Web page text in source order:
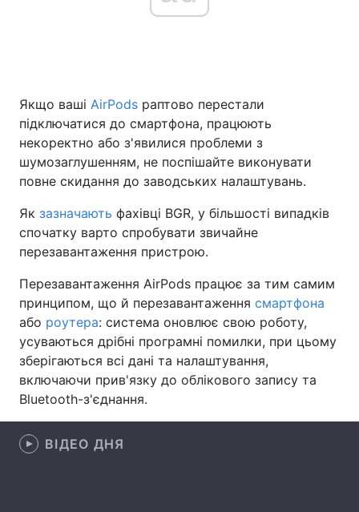
Економіка Світ
Спорт Наука
Техно і зв'язок Лайт
Інциденти
Здоров'я Туризм
Цікавинки Погода
Екологія Регіони
Лонгріди
Інтерв'ю
Якщо ваші AirPods раптово перестали
підключатися до смартфона, працюють
некоректно або з'явилися проблеми з
шумозаглушенням, не поспішайте виконувати
повне скидання до заводських налаштувань.
Як зазначають фахівці BGR, у більшості випадків
спочатку варто спробувати звичайне
перезавантаження пристрою.
Перезавантаження AirPods працює за тим самим
принципом, що й перезавантаження смартфона
або роутера: система оновлює свою роботу,
усуваються дрібні програмні помилки, при цьому
зберігаються всі дані та налаштування,
включаючи прив'язку до облікового запису та
Bluetooth-з'єднання.
ВІДЕО ДНЯ